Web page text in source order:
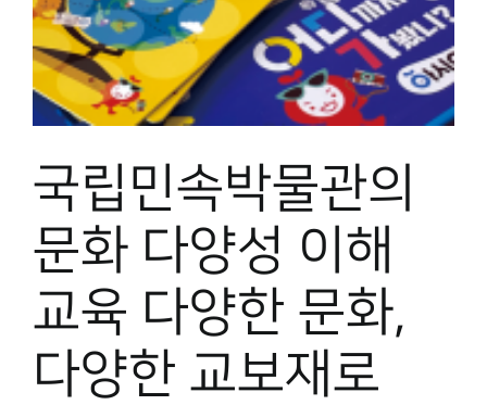
국립민속박물관의
문화 다양성 이해
교육 다양한 문화,
다양한 교보재로